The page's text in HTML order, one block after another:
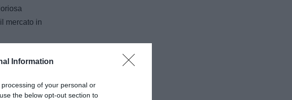
Information
of your personal or
the below opt-out section to
mercato in